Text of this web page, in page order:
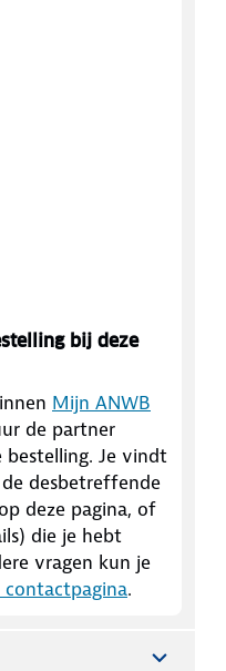
bij deze
Mijn ANWB
de partner
Je vindt
desbetreffende
deze pagina, of
die je hebt
vragen kun je
contactpagina.